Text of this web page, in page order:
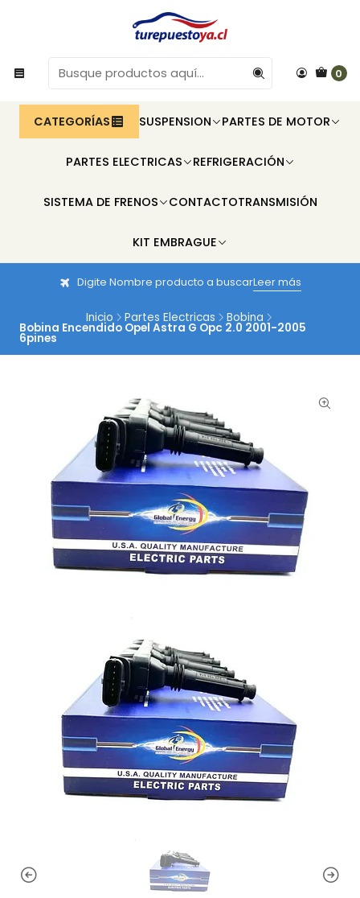
0
CATEGORÍAS SUSPENSION PARTES DE MOTOR
PARTES ELECTRICAS REFRIGERACIÓN
SISTEMA DE FRENOS CONTACTOTRANSMISIÓN
KIT EMBRAGUE
Digite Nombre producto a buscarLeer más
Inicio Partes Electricas Bobina
Bobina Encendido Opel Astra G Opc 2.0 2001-2005
6pines